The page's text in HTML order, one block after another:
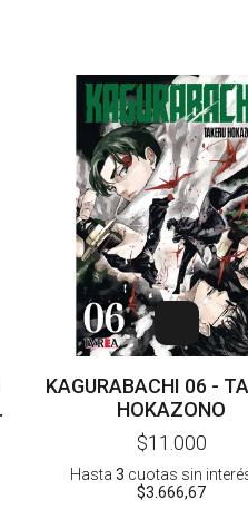
KAGURABACHI 06 -
HOKAZONO
$11.000
Hasta3 cuotas sin
$3.666,67